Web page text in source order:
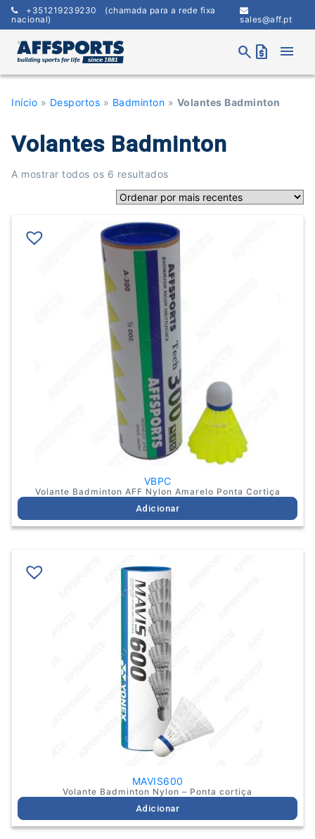
Skip
content
+351219239230 (chamada para a rede fixa
nacional)
sales@aff.pt
search request_quote menu
Início » Desportos » Badminton » Volantes Badminton
Volantes Badminton
A mostrar todos os 6 resultadosOrdenado
mais
recentes
VBPC
Volante Badminton AFF Nylon Amarelo Ponta Cortiça
Adicionar
MAVIS600
Volante Badminton Nylon – Ponta cortiça
Adicionar